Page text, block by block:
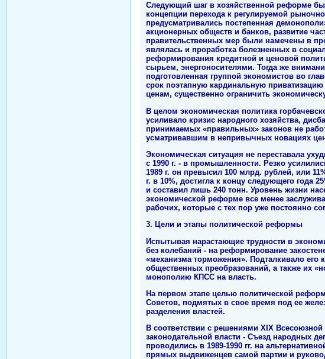
Следующий шаг в хозяйственной реформе
концепции перехода к регулируемой
предусматривались постепенная
акционерных обществ и банков, развитие
правительственных мер были намечены в
являлась и проработка болезненных в
реформирования кредитной и ценовой
сырьем, энергоносителями. Тогда же
подготовленная группой экономистов во
срок поэтапную кардинальную
ценам, существенно ограничить
В целом экономическая политика
усиливало кризис народного хозяйства,
принимаемых «правильных» законов не
усматривавшим в непривычных новациях
Экономическая ситуация не переставала
с 1990 г. - в промышленности. Резко
1989 г. он превысил 100 млрд. рублей, или
г. в 10%, достигла к концу следующего года
и составил лишь 240 тонн. Уровень жизни
экономической реформе все менее
рабочих, которые с тех пор уже постоянно
3. Цели и этапы политической реформы
Испытывая нарастающие трудности в
без колебаний - на реформирование
«механизма торможения». Подталкивало его
общественных преобразований, а также их
монополию КПСС на власть.
На первом этапе целью политической
Советов, подмятых в свое время под ее
разделения властей.
В соответствии с решениями XIX
законодательной власти - Съезд народных
проводились в 1989-1990 гг. на
прямых выдвиженцев самой партии и